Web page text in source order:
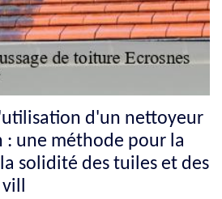
d'un nettoyeur
: une méthode pour la
solidité des tuiles et des
vill